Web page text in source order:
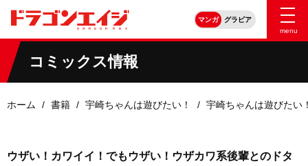
マンガ
グラビア
menu
コミックス情報
ホーム 書籍 宇崎ちゃんは遊びたい！ 宇崎ちゃんは遊びた
ウザい！カワイイ！でもウザい！ウザカワ系後輩とのドタ